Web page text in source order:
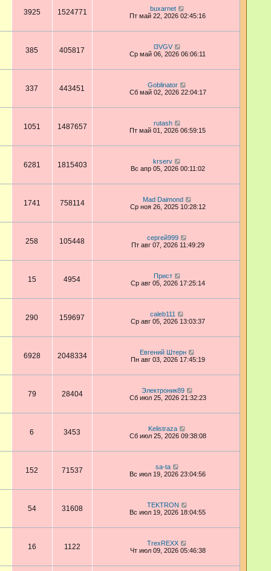
3925 1524771
buxarnet
Пт май 22, 2026 02:45:16
385 405817
l3VGV
Ср май 06, 2026 06:06:11
337 443451
Goblinator
Сб май 02, 2026 22:04:17
1051 1487657
rutash
Пт май 01, 2026 06:59:15
6281 1815403
krserv
Вс апр 05, 2026 00:11:02
1741 758114
Mad Daimond
Ср ноя 26, 2025 10:28:12
258 105448
сергей999
Пт авг 07, 2026 11:49:29
15 4954
Прист
Ср авг 05, 2026 17:25:14
290 159697
caleb111
Ср авг 05, 2026 13:03:37
6928 2048334
Евгений Штерн
Пн авг 03, 2026 17:45:19
79 28404
Электроник89
Сб июл 25, 2026 21:32:23
6 3453
Kelistraza
Сб июл 25, 2026 09:38:08
152 71537
sa-ta
Вс июл 19, 2026 23:04:56
54 31608
TEKTRON
Вс июл 19, 2026 18:04:55
16 1122
TrexREXX
Чт июл 09, 2026 05:46:38